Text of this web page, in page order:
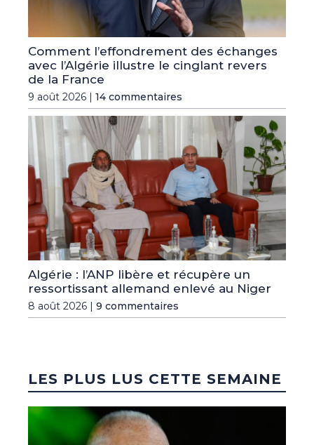
Comment l’effondrement des échanges
avec l’Algérie illustre le cinglant revers
de la France
9 août 2026 | 14 commentaires
Algérie : l’ANP libère et récupère un
ressortissant allemand enlevé au Niger
8 août 2026 | 9 commentaires
LES PLUS LUS CETTE SEMAINE